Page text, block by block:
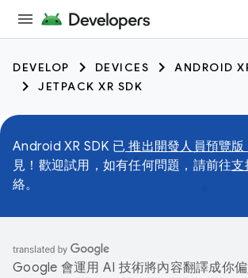
DEVELOP DEVICES
ANDROID
JETPACK XR SDK
Android XR SDK 已 推出開發人員預覽版
見！歡迎試用，如有任何問題，請前往支
絡。
Google 會運用 AI 技術將內容翻譯成你